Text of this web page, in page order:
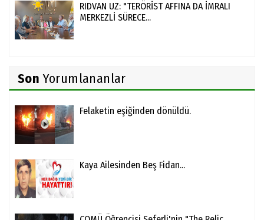
RIDVAN UZ: "TERÖRİST AFFINA DA İMRALI
MERKEZLİ SÜRECE...
Son Yorumlananlar
Felaketin eşiğinden dönüldü.
Kaya Ailesinden Beş Fidan...